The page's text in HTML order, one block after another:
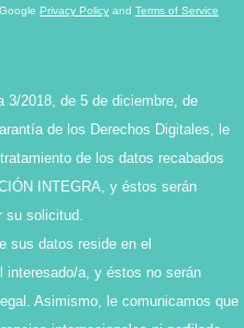
Privacy Policy and Terms of Service
3/2018, de 5 de diciembre, de
de los Derechos Digitales, le
de los datos recabados
INTEGRA, y éstos serán
su solicitud.
sus datos reside en el
interesado/a, y éstos no serán
Asimismo, le comunicamos que